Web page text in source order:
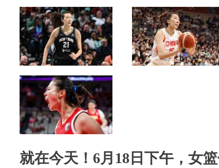
就在今天！6月18日下午，女